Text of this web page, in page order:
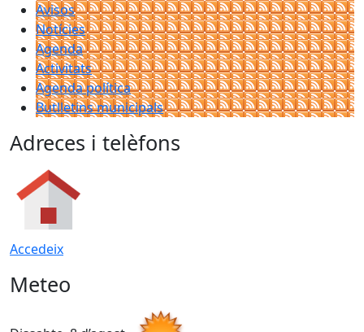
Avisos
Notícies
Agenda
Activitats
Agenda política
Butlletins municipals
Adreces i telèfons
Accedeix
Meteo